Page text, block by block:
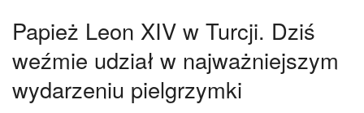
Papież Leon XIV w Turcji. Dziś
weźmie udział w najważniejszym
wydarzeniu pielgrzymki